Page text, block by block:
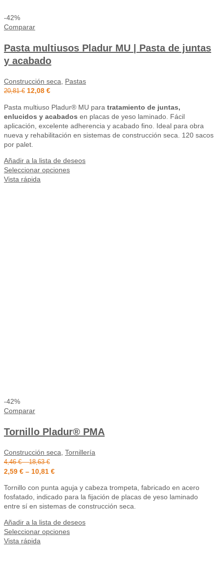
-42%
Comparar
Pasta multiusos Pladur MU | Pasta de juntas
y acabado
Construcción seca Pastas
20,81€ 12,08 €
Pasta multiuso Pladur® MU para tratamiento de juntas,
enlucidos y acabados en placas de yeso laminado. Fácil
aplicación, excelente adherencia y acabado fino. Ideal para obra
nueva y rehabilitación en sistemas de construcción seca. 120 sacos
por palet.
Añadir a la lista de deseos
Seleccionar opciones
Vista rápida
-42%
Comparar
Tornillo Pladur® PMA
Construcción seca Tornillería
4,46€–18,63€
2,59 € – 10,81 €
Tornillo con punta aguja y cabeza trompeta, fabricado en acero
fosfatado, indicado para la fijación de placas de yeso laminado
entre sí en sistemas de construcción seca.
Añadir a la lista de deseos
Seleccionar opciones
Vista rápida